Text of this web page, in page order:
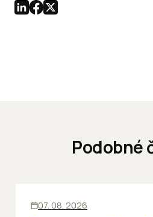
Podobné
07. 08. 2026